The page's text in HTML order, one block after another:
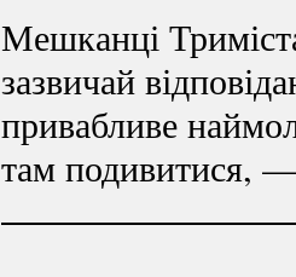
Мешканці
зазвичай
привабливе
там подивитися, —